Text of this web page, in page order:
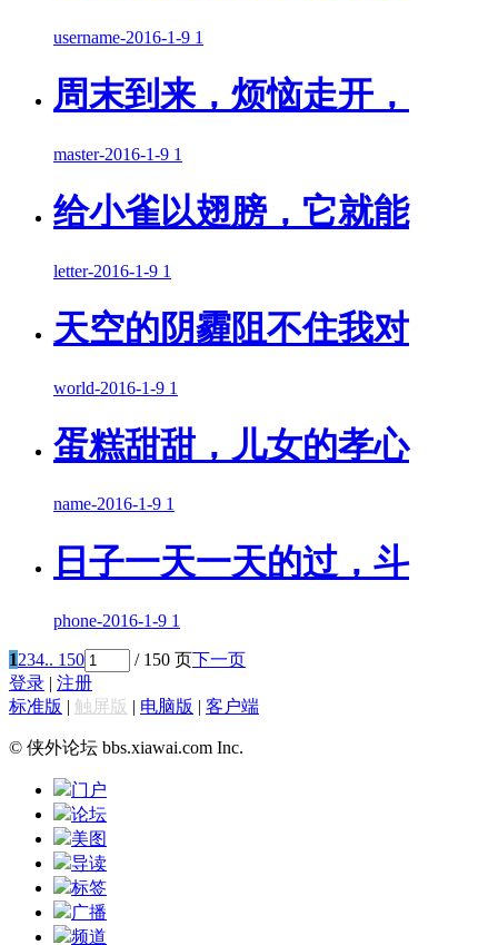
username-2016-1-9 1
周末到来，烦恼走开，
master-2016-1-9 1
给小雀以翅膀，它就能
letter-2016-1-9 1
天空的阴霾阻不住我对
world-2016-1-9 1
蛋糕甜甜，儿女的孝心
name-2016-1-9 1
日子一天一天的过，斗
phone-2016-1-9 1
1234.. 150 / 150 页下一页
登录 | 注册
标准版 | 触屏版 | 电脑版 | 客户端
© 侠外论坛 bbs.xiawai.com Inc.
门户
论坛
美图
导读
标签
广播
频道